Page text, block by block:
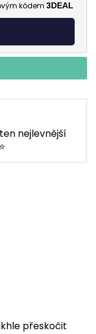
kódem 3DEAL
nejlevnější
přeskočit